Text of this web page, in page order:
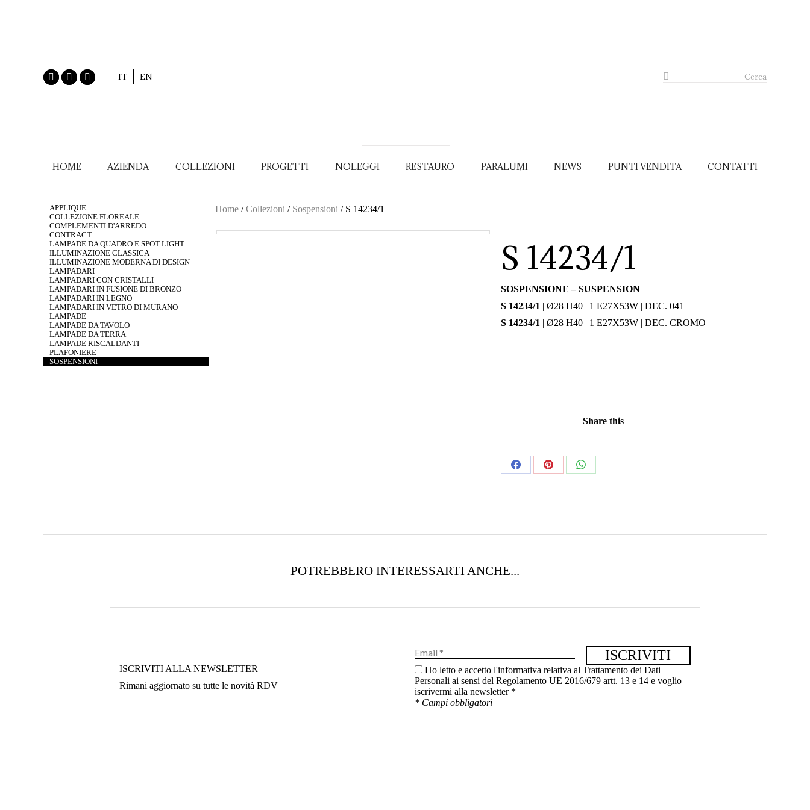
IT EN Cerca
HOME AZIENDA COLLEZIONI PROGETTI NOLEGGI RESTAURO PARALUMI NEWS PUNTI VENDITA CONTATTI
Home /Collezioni / Sospensioni / S 14234/1
S 14234/1
SOSPENSIONE – SUSPENSION
S 14234/1 | Ø28 H40 | 1 E27X53W | DEC. 041
S 14234/1 | Ø28 H40 | 1 E27X53W | DEC. CROMO
Share this
Share
Share
Share
APPLIQUE
COLLEZIONE FLOREALE
COMPLEMENTI D'ARREDO
CONTRACT
LAMPADE DA QUADRO E SPOT LIGHT
ILLUMINAZIONE CLASSICA
ILLUMINAZIONE MODERNA DI DESIGN
LAMPADARI
LAMPADARI CON CRISTALLI
LAMPADARI IN FUSIONE DI BRONZO
LAMPADARI IN LEGNO
LAMPADARI IN VETRO DI MURANO
LAMPADE
LAMPADE DA TAVOLO
LAMPADE DA TERRA
LAMPADE RISCALDANTI
PLAFONIERE
SOSPENSIONI
POTREBBERO INTERESSARTI ANCHE...
ISCRIVITI ALLA NEWSLETTER
Rimani aggiornato su tutte le novità RDV
Ho letto e accetto l'informativa relativa al Trattamento dei Dati
Personali ai sensi del Regolamento UE 2016/679 artt. 13 e 14 e voglio
iscrivermi alla newsletter *
* Campi obbligatori